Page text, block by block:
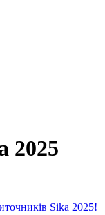
2025
Sika 2025!